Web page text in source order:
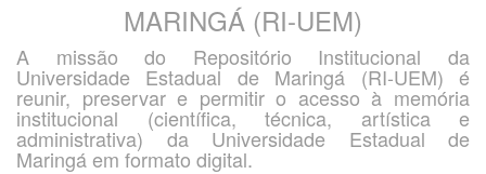
MARINGÁ (RI-UEM)
A missão do Repositório Institucional da
Universidade Estadual de Maringá (RI-UEM) é
reunir, preservar e permitir o acesso à memória
institucional (científica, técnica, artística e
administrativa) da Universidade Estadual de
Maringá em formato digital.